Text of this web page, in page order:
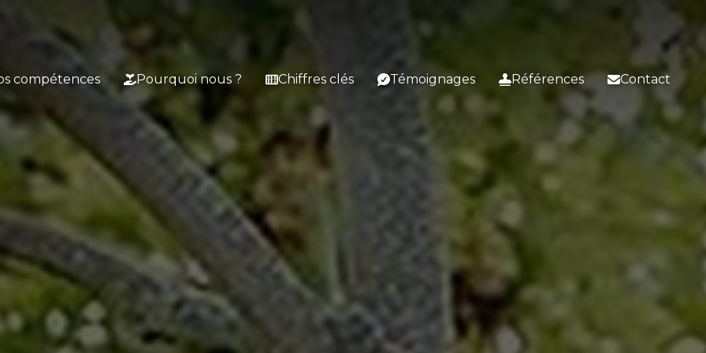
compétences Pourquoi nous ? Chiffres clés Témoignages Références Contact